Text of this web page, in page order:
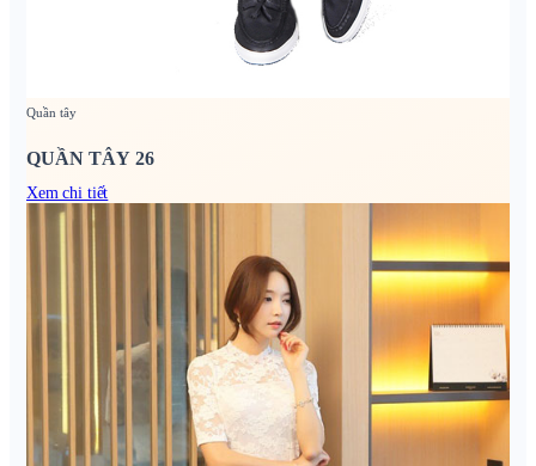
Quần tây
QUẦN TÂY 26
Xem chi tiết